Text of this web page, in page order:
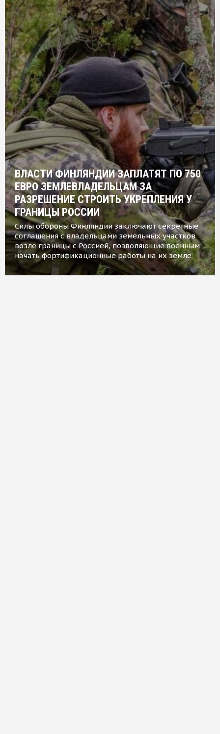
ВЛАСТИ ФИНЛЯНДИИ ЗАПЛАТЯТ ПО 750
ЕВРО ЗЕМЛЕВЛАДЕЛЬЦАМ ЗА
РАЗРЕШЕНИЕ СТРОИТЬ УКРЕПЛЕНИЯ У
ГРАНИЦЫ РОССИИ
Силы обороны Финляндии заключают секретные
соглашения с владельцами земельных участков
возле границы с Россией, позволяющие военным
начать фортификационные работы на их земле